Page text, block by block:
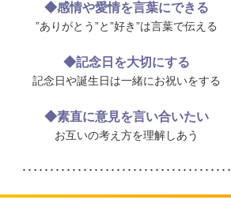
◆感情や愛情を言葉にできる
”ありがとう”と”好き”は言葉で伝える
◆記念日を大切にする
記念日や誕生日は一緒にお祝いをする
◆素直に意見を言い合いたい
お互いの考え方を理解しあう
･･････････････････････････････････････